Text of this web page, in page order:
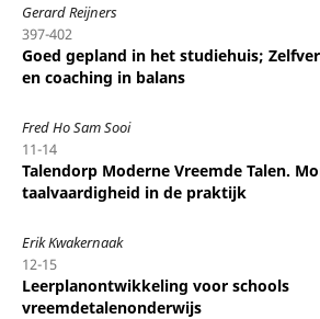
Gerard Reijners
397-402
Goed gepland in het studiehuis;
en coaching in balans
Fred Ho Sam Sooi
11-14
Talendorp Moderne Vreemde Talen.
taalvaardigheid in de praktijk
Erik Kwakernaak
12-15
Leerplanontwikkeling voor schools
vreemdetalenonderwijs